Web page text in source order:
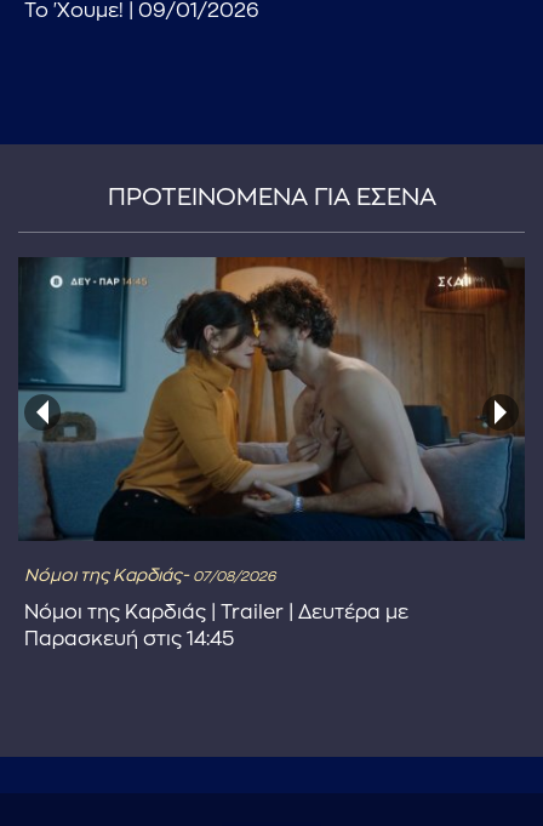
Το 'Χουμε! | 09/01/2026
ΠΡΟΤΕΙΝΟΜΕΝΑ ΓΙΑ ΕΣΕΝΑ
Νόμοι της Καρδιάς- 07/08/2026
Νόμοι της Καρδιάς | Trailer | Δευτέρα με
Παρασκευή στις 14:45